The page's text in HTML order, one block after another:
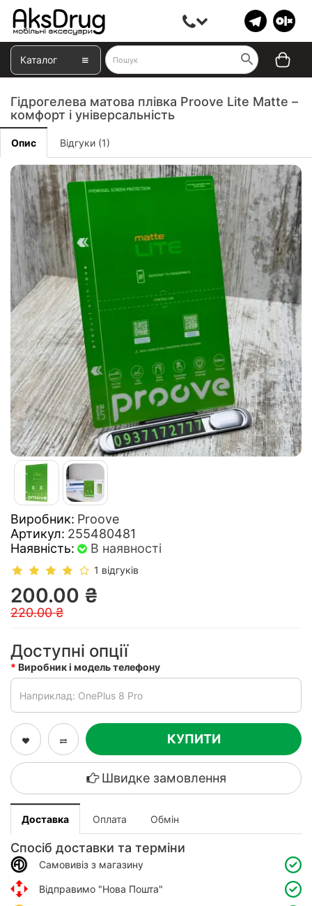
Каталог
Гідрогелева матова плівка Proove Lite Matte –
комфорт і універсальність
Опис Відгуки (1)
Виробник: Proove
Артикул: 255480481
Наявність:
В наявності
1 відгуків
200.00 ₴
220.00 ₴
Доступні опції
Виробник і модель телефону
КУПИТИ
Швидке замовлення
Доставка Оплата Обмін
Спосіб доставки та терміни
Самовивіз з магазину
Відправимо "Нова Пошта"